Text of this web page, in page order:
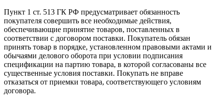
Пункт 1 ст. 513 ГК РФ предусматривает обязанность
покупателя совершить все необходимые действия,
обеспечивающие принятие товаров, поставленных в
соответствии с договором поставки. Покупатель обязан
принять товар в порядке, установленном правовыми актами и
обычаями делового оборота при условии подписания
спецификации на партию товара, в которой согласованы все
существенные условия поставки. Покупать не вправе
отказаться от приемки товара, соответствующего условиям
договора.